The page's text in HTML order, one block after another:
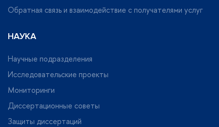
Обратная связь и взаимодействие с получателями услу
НАУКА
Научные подразделения
Исследовательские проекты
Мониторинги
Диссертационные советы
Защиты диссертаций